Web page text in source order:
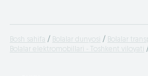
Bosh sahifa Bolalar dunyosi Bolalar
Bolalar elektromobillari - Toshkent viloyati